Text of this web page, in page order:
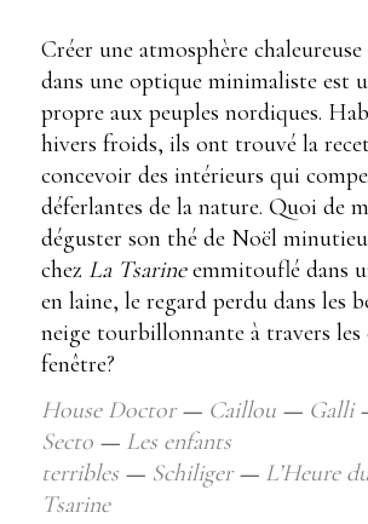
Créer une atmosphère
dans une optique minimaliste est
propre aux peuples nordiques.
hivers froids, ils ont trouvé la
concevoir des intérieurs qui
déferlantes de la nature. Quoi de
déguster son thé de Noël
chez La Tsarineemmitouflé dans
en laine, le regard perdu dans les
neige tourbillonnante à travers les
fenêtre?
House Doctor— Caillou — Galli
Secto — Les enfants
terribles — Schiliger— L’Heure
Tsarine